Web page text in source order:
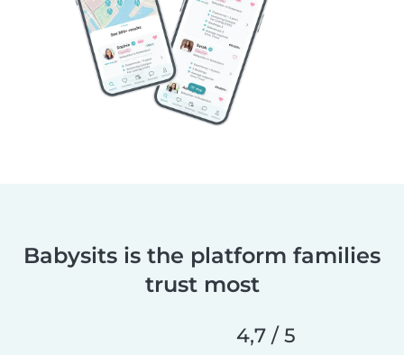
Babysits is the platform families
trust most
4,7 / 5